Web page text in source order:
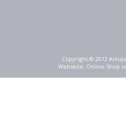
Copyright © 2013
Webseite, Online-Shop